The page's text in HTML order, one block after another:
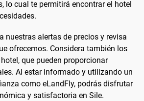
lo cual te permitirá encontrar el hotel
nuestras alertas de precios y revisa
ofrecemos. Considera también los
que pueden proporcionar
Al estar informado y utilizando un
como eLandFly, podrás disfrutar
y satisfactoria en Sile.